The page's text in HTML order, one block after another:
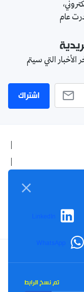
عام
التي سيتم
اشتراك
Twitter
LinkedIn
WhatsApp
تم نسخ الرابط